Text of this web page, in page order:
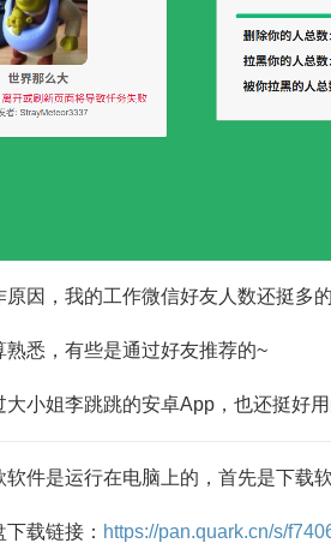
原因，我的工作微信好友人数还挺多的
熟悉，有些是通过好友推荐的~
大小姐李跳跳的安卓App，也还挺好用
软件是运行在电脑上的，首先是下载
载链接： https://pan.quark.cn/s/